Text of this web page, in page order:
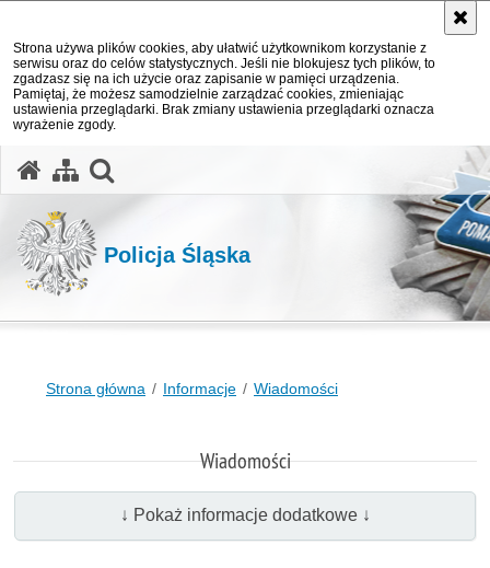
Strona używa plików cookies, aby ułatwić użytkownikom korzystanie z
serwisu oraz do celów statystycznych. Jeśli nie blokujesz tych plików, to
zgadzasz się na ich użycie oraz zapisanie w pamięci urządzenia.
Pamiętaj, że możesz samodzielnie zarządzać cookies, zmieniając
ustawienia przeglądarki. Brak zmiany ustawienia przeglądarki oznacza
wyrażenie zgody.
Policja Śląska
Strona główna Informacje Wiadomości
Wiadomości
↓ Pokaż informacje dodatkowe ↓